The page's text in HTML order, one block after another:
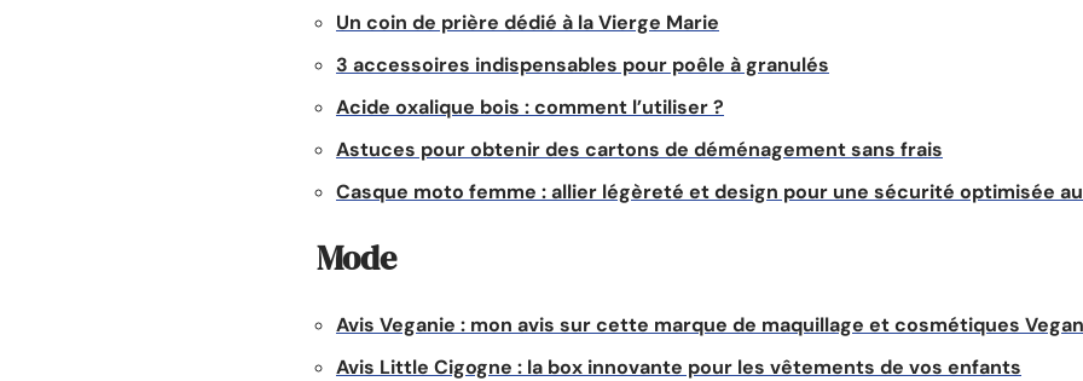
Un coin de prière dédié à la Vierge Marie
3 accessoires indispensables pour poêle à granulés
Acide oxalique bois : comment l’utiliser ?
Astuces pour obtenir des cartons de déménagement sans frais
Casque moto femme : allier légèreté et design pour une sécurité optimisée
Mode
Avis Veganie : mon avis sur cette marque de maquillage et cosmétiques Vegan
Avis Little Cigogne : la box innovante pour les vêtements de vos enfants